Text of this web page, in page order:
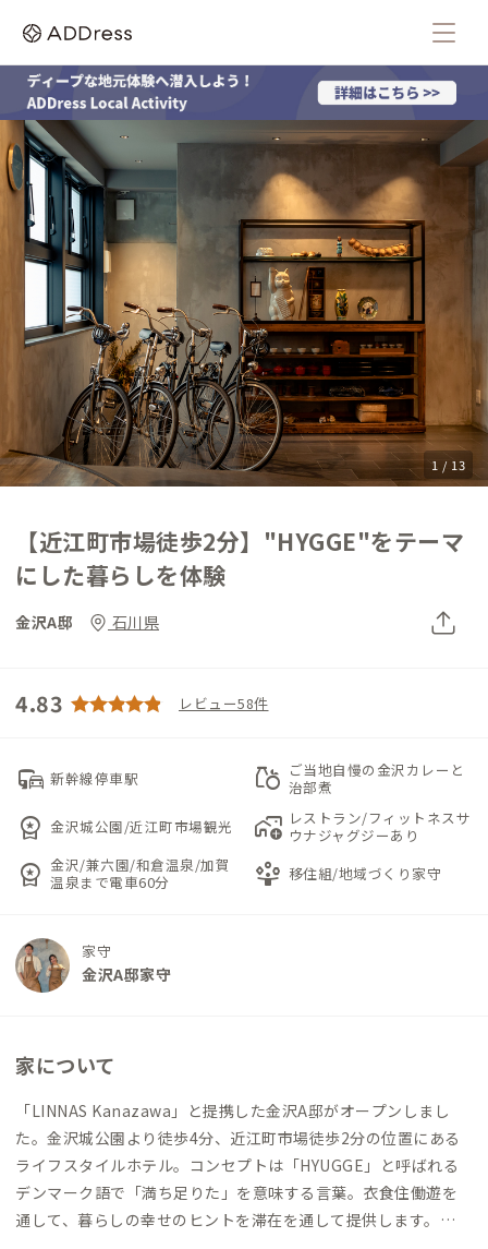
1 / 13
【近江町市場徒歩2分】"HYGGE"をテーマ
にした暮らしを体験
金沢A邸 石川県
4.83 レビュー58件
commute 新幹線停車駅 grocery ご当地自慢の金沢カレーと
治部煮
workspace_premium 金沢城公園/近江町市場観光 add_home_work レストラン/フィットネスサ
ウナジャグジーあり
workspace_premium 金沢/兼六園/和倉温泉/加賀
温泉まで電車60分
person_play 移住組/地域づくり家守
家守
金沢A邸家守
家について
「LINNAS Kanazawa」と提携した金沢A邸がオープンしまし
た。金沢城公園より徒歩4分、近江町市場徒歩2分の位置にある
ライフスタイルホテル。コンセプトは「HYUGGE」と呼ばれる
デンマーク語で「満ち足りた」を意味する言葉。衣食住働遊を
通して、暮らしの幸せのヒントを滞在を通して提供します。